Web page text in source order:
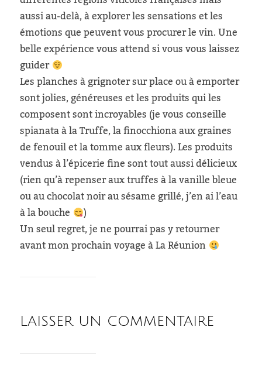
aussi au-delà, à explorer les sensations et les
émotions que peuvent vous procurer le vin. Une
belle expérience vous attend si vous vous laissez
guider
Les planches à grignoter sur place ou à emporter
sont jolies, généreuses et les produits qui les
composent sont incroyables (je vous conseille
spianata à la Truffe, la finocchiona aux graines
de fenouil et la tomme aux fleurs). Les produits
vendus à l’épicerie fine sont tout aussi délicieux
(rien qu’à repenser aux truffes à la vanille bleue
ou au chocolat noir au sésame grillé, j’en ai l’eau
à la bouche
)
Un seul regret, je ne pourrai pas y retourner
avant mon prochain voyage à La Réunion
LAISSER UN COMMENTAIRE